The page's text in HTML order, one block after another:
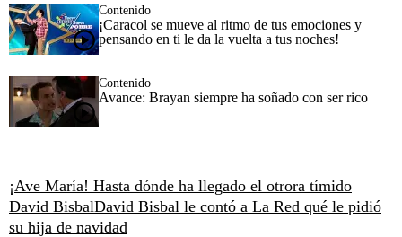
Contenido
¡Caracol se mueve al ritmo de tus emociones y
pensando en ti le da la vuelta a tus noches!
Contenido
Avance: Brayan siempre ha soñado con ser rico
¡Ave María! Hasta dónde ha llegado el otrora tímido
David BisbalDavid Bisbal le contó a La Red qué le pidió
su hija de navidad